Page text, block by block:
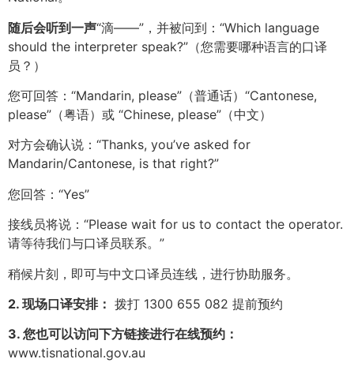
随后会听到一声“滴——”，并被问到：“Which language
should the interpreter speak?”（您需要哪种语言的口译
员？）
您可回答：“Mandarin, please”（普通话）“Cantonese,
please”（粤语）或 “Chinese, please”（中文）
对方会确认说：“Thanks, you’ve asked for
Mandarin/Cantonese, is that right?”
您回答：“Yes”
接线员将说：“Please wait for us to contact the operator.
请等待我们与口译员联系。”
稍候片刻，即可与中文口译员连线，进行协助服务。
2. 现场口译安排： 拨打 1300 655 082 提前预约
3. 您也可以访问下方链接进行在线预约：
www.tisnational.gov.au